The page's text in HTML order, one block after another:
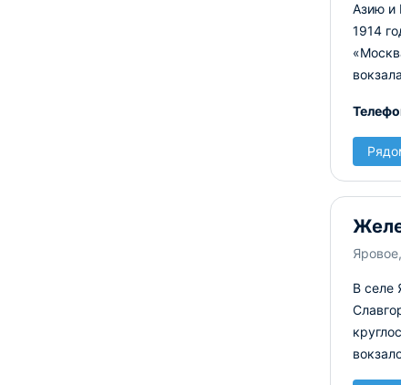
Азию и
1914
В селе